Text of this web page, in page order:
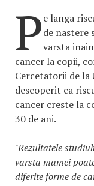
Pe langa
de nastere
varsta
cancer la copii,
Cercetatorii de la
descoperit ca
cancer creste la
30 de ani.
"Rezultatele
varsta mamei
diferite forme de